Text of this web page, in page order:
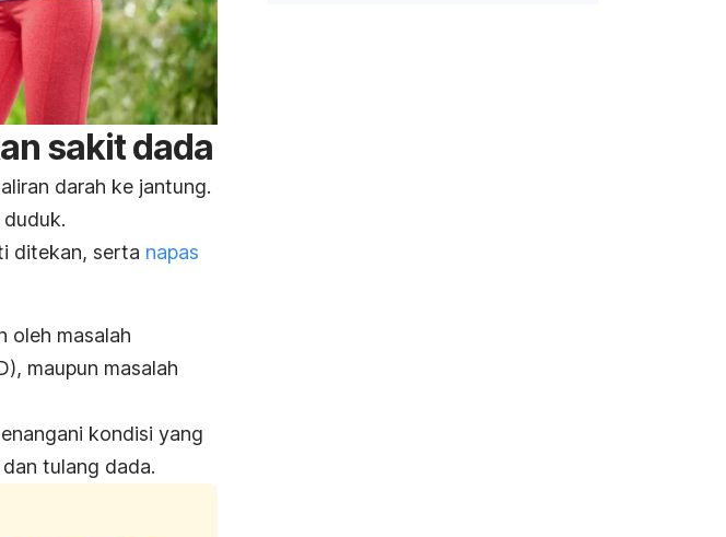
sakit dada
darah ke jantung.
ditekan, serta napas
oleh masalah
maupun masalah
kondisi yang
tulang dada.